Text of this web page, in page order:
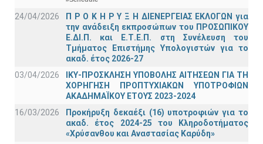
24/04/2026
Π Ρ Ο Κ Η Ρ Υ Ξ Η ΔΙΕΝΕΡΓΕΙΑΣ ΕΚΛΟΓΩΝ για
την ανάδειξη εκπροσώπων του ΠΡΟΣΩΠΙΚΟΥ
Ε.ΔΙ.Π. και Ε.Τ.Ε.Π. στη Συνέλευση του
Τμήματος Επιστήμης Υπολογιστών για το
ακαδ. έτος 2026-27
03/04/2026
ΙΚΥ-ΠΡΟΣΚΛΗΣΗ ΥΠΟΒΟΛΗΣ ΑΙΤΗΣΕΩΝ ΓΙΑ ΤΗ
ΧΟΡΗΓΗΣΗ ΠΡΟΠΤΥΧΙΑΚΩΝ ΥΠΟΤΡΟΦΙΩΝ
ΑΚΑΔΗΜΑΪΚΟΥ ΕΤΟΥΣ 2023-2024
16/03/2026
Προκήρυξη δεκαέξι (16) υποτροφιών για το
ακαδ. έτος 2024-25 του Κληροδοτήματος
«Χρύσανθου και Αναστασίας Καρύδη»